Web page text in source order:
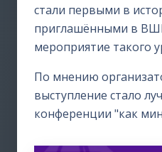
стали первыми в
приглашёнными в
мероприятие такого
По мнению
выступление стало
конференции "как